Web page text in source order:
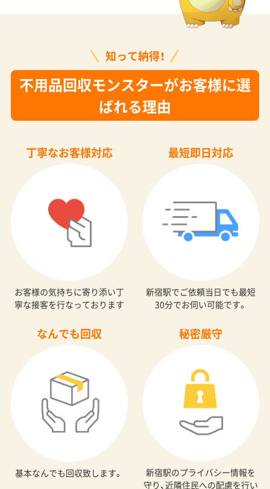
知って納得！
不用品回収モンスターがお客様に選
ばれる理由
丁寧なお客様対応
お客様の気持ちに寄り添い丁
寧な接客を行なっております
最短即日対応
新宿駅でご依頼当日でも最短
30分でお伺い可能です。
なんでも回収
基本なんでも回収致します。
秘密厳守
新宿駅のプライバシー情報を
守り、近隣住民への配慮を行い